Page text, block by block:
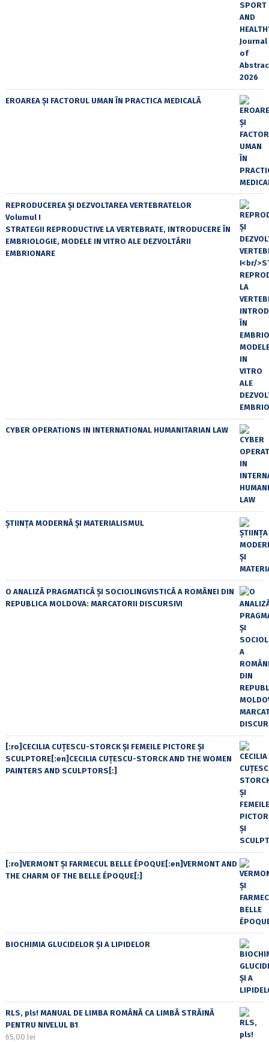
EROAREA ȘI FACTORUL UMAN ÎN PRACTICA MEDICALĂ
REPRODUCEREA ȘI DEZVOLTAREA VERTEBRATELOR
Volumul I
STRATEGII REPRODUCTIVE LA VERTEBRATE, INTRODUCERE ÎN
EMBRIOLOGIE, MODELE IN VITRO ALE DEZVOLTĂRII
EMBRIONARE
CYBER OPERATIONS IN INTERNATIONAL HUMANITARIAN LAW
ȘTIINȚA MODERNĂ ȘI MATERIALISMUL
O ANALIZĂ PRAGMATICĂ ȘI SOCIOLINGVISTICĂ A ROMÂNEI DIN
REPUBLICA MOLDOVA: MARCATORII DISCURSIVI
[:ro]CECILIA CUŢESCU-STORCK ŞI FEMEILE PICTORE ŞI
SCULPTORE[:en]CECILIA CUŢESCU-STORCK AND THE WOMEN
PAINTERS AND SCULPTORS[:]
[:ro]VERMONT ȘI FARMECUL BELLE ÉPOQUE[:en]VERMONT AND
THE CHARM OF THE BELLE ÉPOQUE[:]
BIOCHIMIA GLUCIDELOR ȘI A LIPIDELOR
RLS, pls! MANUAL DE LIMBA ROMÂNĂ CA LIMBĂ STRĂINĂ
PENTRU NIVELUL B1
65,00 lei